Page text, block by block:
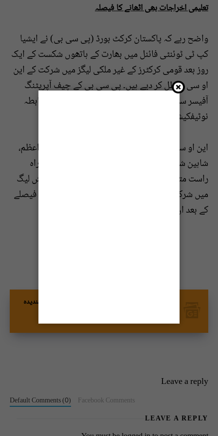
تعلیمی اخراجات بھی اٹھانے کا فیصلہ
واضح رہے کہ پاکستان کرکٹ بورڈ (پی سی بی) نے ایشیا
کپ ٹی ٹوئنٹی فائنل میں بھارت کے ہاتھوں شکست کے ایک
روز بعد قومی کرکٹرز کے غیر ملکی لیگز میں شرکت کے این
او سی معطل کر دیے ہیں۔ پی سی بی کے چیف آپریٹنگ
آفیسر سمیر احمد کی جانب سے اس فیصلے کا باضابطہ
نوٹیفکیشن جاری کیا گیا۔
این او سی معطلی سے پاکستان کے ٹاپ کرکٹرز بابراعظم،
شاہین شاہ آفریدی، محمد رضوان اور فہیم اشرف براہ
راست متاثر ہوں گے۔ یہ کھلاڑی آسٹریلیا کی بگ بیش لیگ
میں شرکت کے لیے تیار تھے، تاہم اب پی سی بی کے فیصلے
کے بعد ان کی شرکت غیر یقینی ہوگئی ہے۔
گوگل نیوز پر ٹائمز آف کراچی کو فالو کریں اور اپنی پسندیدہ
Leave a reply
Default Comments (0)
Facebook Comments
LEAVE A REPLY